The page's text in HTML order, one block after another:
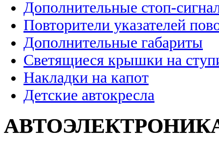
Дополнительные стоп-
Повторители указателей
Дополнительные габариты
Светящиеся крышки на
Накладки на капот
Детские автокресла